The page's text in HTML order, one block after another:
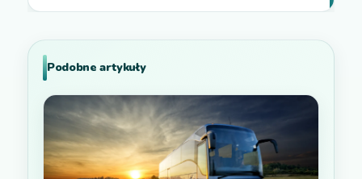
Podobne artykuły